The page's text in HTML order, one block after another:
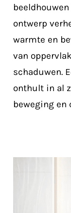
ontwerp
warmte en
van
schaduwen.
onthult in al
beweging en